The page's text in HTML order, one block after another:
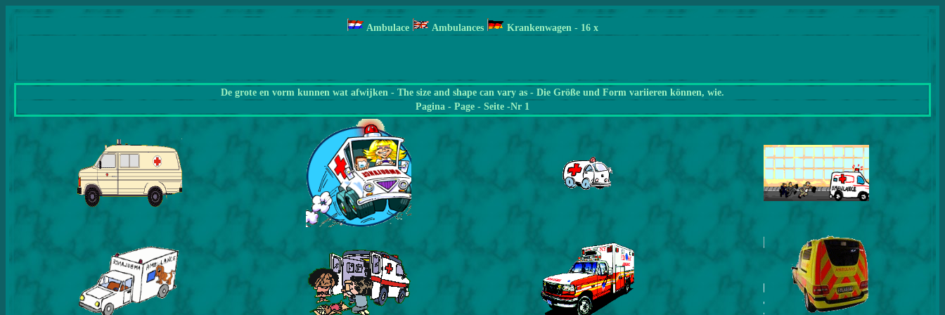
Ambulace Ambulances Krankenwagen - 16 x
De grote en vorm kunnen wat afwijken - The size and shape can vary as - Die Größe und Form variieren können, wie.
Pagina - Page - Seite -Nr 1